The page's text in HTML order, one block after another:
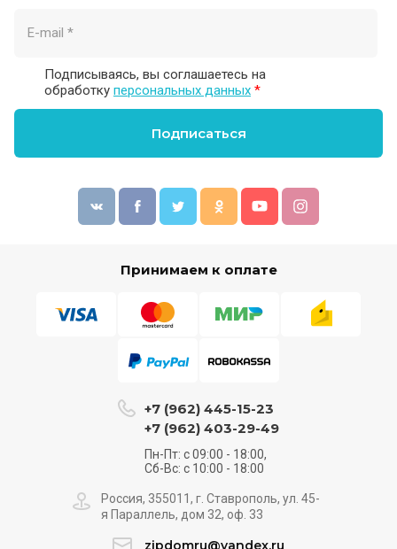
Подписываясь, вы соглашаетесь на
обработку персональных данных *
Подписаться
Принимаем к оплате
+7 (962) 445-15-23
+7 (962) 403-29-49
Пн-Пт: с 09:00 - 18:00,
Сб-Вс: с 10:00 - 18:00
Россия, 355011, г. Ставрополь, ул. 45-
я Параллель, дом 32, оф. 33
zipdomru@yandex.ru